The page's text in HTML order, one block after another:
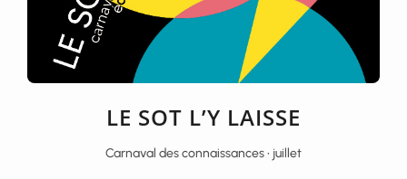
LE SOT L’Y LAISSE
Carnaval des connaissances • juillet